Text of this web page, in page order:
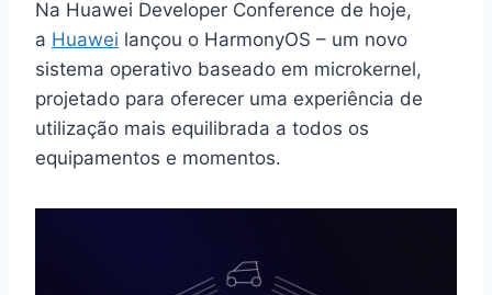
Na Huawei Developer Conference de hoje,
a Huawei lançou o HarmonyOS – um novo
sistema operativo baseado em microkernel,
projetado para oferecer uma experiência de
utilização mais equilibrada a todos os
equipamentos e momentos.